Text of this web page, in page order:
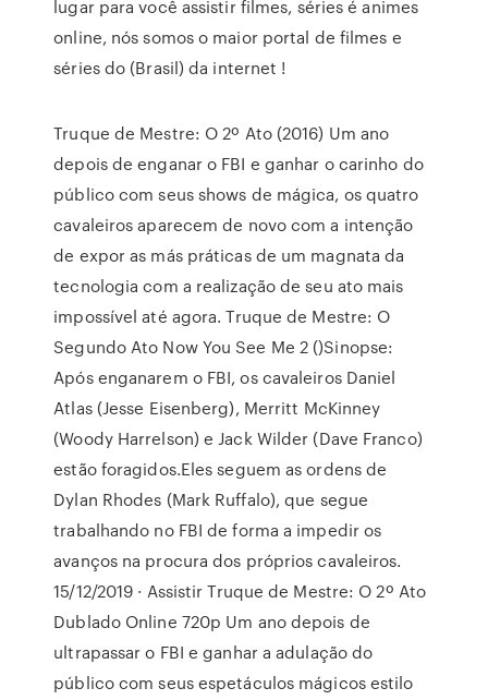
lugar para você assistir filmes, séries é animes
online, nós somos o maior portal de filmes e
séries do (Brasil) da internet !
Truque de Mestre: O 2º Ato (2016) Um ano
depois de enganar o FBI e ganhar o carinho do
público com seus shows de mágica, os quatro
cavaleiros aparecem de novo com a intenção
de expor as más práticas de um magnata da
tecnologia com a realização de seu ato mais
impossível até agora. Truque de Mestre: O
Segundo Ato Now You See Me 2 ()Sinopse:
Após enganarem o FBI, os cavaleiros Daniel
Atlas (Jesse Eisenberg), Merritt McKinney
(Woody Harrelson) e Jack Wilder (Dave Franco)
estão foragidos.Eles seguem as ordens de
Dylan Rhodes (Mark Ruffalo), que segue
trabalhando no FBI de forma a impedir os
avanços na procura dos próprios cavaleiros.
15/12/2019 · Assistir Truque de Mestre: O 2º Ato
Dublado Online 720p Um ano depois de
ultrapassar o FBI e ganhar a adulação do
público com seus espetáculos mágicos estilo